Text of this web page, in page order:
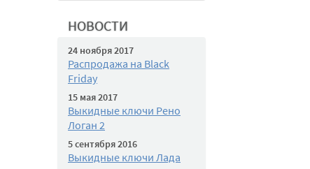
НОВОСТИ
24 ноября 2017
Распродажа на Black
Friday
15 мая 2017
Выкидные ключи Рено
Логан 2
5 сентября 2016
Выкидные ключи Лада